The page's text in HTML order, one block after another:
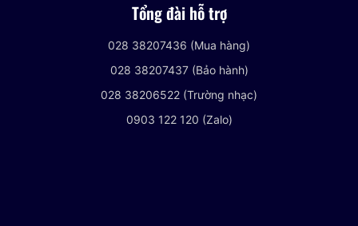
Tổng đài hỗ trợ
028 38207436 (Mua hàng)
028 38207437 (Bảo hành)
028 38206522 (Trường nhạc)
0903 122 120 (Zalo)